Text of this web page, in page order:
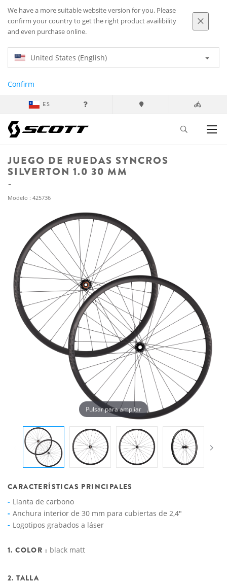
We have a more suitable website version for you. Please
confirm your country to get the right product availibility
and even purchase online.
United States (English)
Confirm
ES
JUEGO DE RUEDAS SYNCROS
SILVERTON 1.0 30 MM
Modelo : 425736
Pulsar para ampliar
CARACTERÍSTICAS PRINCIPALES
Llanta de carbono
Anchura interior de 30 mm para cubiertas de 2,4"
Logotipos grabados a láser
1. COLOR : black matt
2. TALLA